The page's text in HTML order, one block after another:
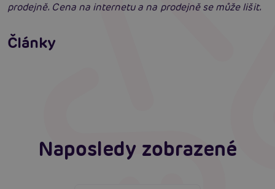
prodejně. Cena na internetu a na prodejně se může lišit.
Články
Erotická masáž jako vzrušující předehra
Číst více
Erotická inteligence: Příručka Sexiomů
Naposledy zobrazené